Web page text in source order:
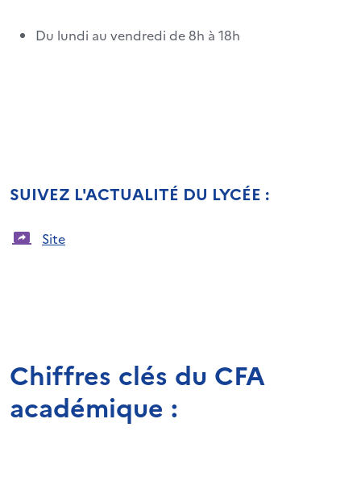
Du lundi au vendredi de 8h à 18h
SUIVEZ L'ACTUALITÉ DU LYCÉE :
Site
Chiffres clés du CFA
académique :